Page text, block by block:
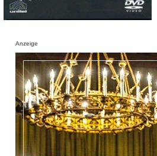
Anzeige